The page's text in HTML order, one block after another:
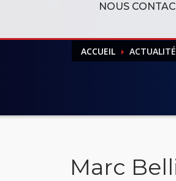
NOUS
ACCUEIL
Marc